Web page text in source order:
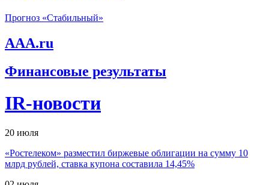
Прогноз «Стабильный»
AAA.ru
Финансовые результаты
IR-новости
20 июля
«Ростелеком» разместил биржевые облигации на сумму 10
млрд рублей, ставка купона составила 14,45%